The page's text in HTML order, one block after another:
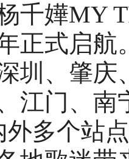
嬅MY
正式启
圳、肇
江门、南
外多个站